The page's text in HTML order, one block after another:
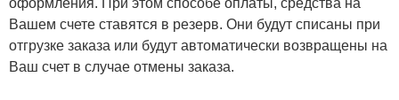
Вашем счете ставятся в резерв. Они будут списаны при
отгрузке заказа или будут автоматически возвращены на
Ваш счет в случае отмены заказа.